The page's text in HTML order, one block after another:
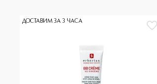
ДОСТАВИМ ЗА 3 ЧАСА